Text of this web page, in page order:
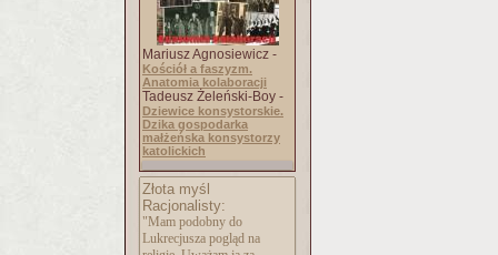
Mariusz Agnosiewicz -
Kościół a faszyzm.
Anatomia kolaboracji
Tadeusz Żeleński-Boy -
Dziewice konsystorskie.
Dzika gospodarka
małżeńska konsystorzy
katolickich
Złota myśl
Racjonalisty:
"Mam podobny do
Lukrecjusza pogląd na